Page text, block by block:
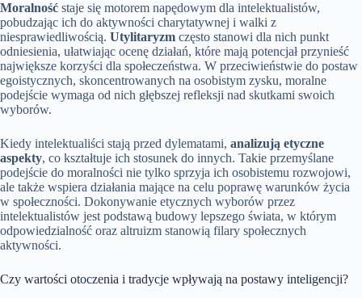
Moralność staje się motorem napędowym dla intelektualistów,
pobudzając ich do aktywności charytatywnej i walki z
niesprawiedliwością. Utylitaryzm często stanowi dla nich punkt
odniesienia, ułatwiając ocenę działań, które mają potencjał przynieść
największe korzyści dla społeczeństwa. W przeciwieństwie do postaw
egoistycznych, skoncentrowanych na osobistym zysku, moralne
podejście wymaga od nich głębszej refleksji nad skutkami swoich
wyborów.
Kiedy intelektualiści stają przed dylematami, analizują etyczne
aspekty, co kształtuje ich stosunek do innych. Takie przemyślane
podejście do moralności nie tylko sprzyja ich osobistemu rozwojowi,
ale także wspiera działania mające na celu poprawę warunków życia
w społeczności. Dokonywanie etycznych wyborów przez
intelektualistów jest podstawą budowy lepszego świata, w którym
odpowiedzialność oraz altruizm stanowią filary społecznych
aktywności.
Czy wartości otoczenia i tradycje wpływają na postawy inteligencji?